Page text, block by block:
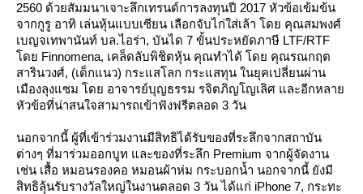
2560 ด้วยสัมมนาเจาะลึกเทรนด์การลงทุนปี 2017 หัวข้อเข้มข้น
จากกูรู อาทิ เล่นหุ้นแบบเซียน เลือกจับไก่ใส่เล้า โดย คุณสมพงศ์
เบญจเทพานันท์ บล.ไอร่า, บันได 7 ขั้นประหยัดภาษี LTF/RTF
ดย Finnomena, เคล็ดลับพิชิตหุ้น คุณทำได้ โดย คุณรณกฤต
สารินวงศ์, (เด็กแนว) กระแสโลก กระแสทุน ในยุคเปลี่ยนผ่าน
เมืองลุงแซม โดย อาจารย์บุญธรรม รจิตภิญโญเลิศ และอีกหลา
หัวข้อที่น่าสนใจสามารถเข้าฟังฟรีตลอด 3 วัน
นอกจากนี้ ผู้ที่เข้าร่วมงานมีสิทธิได้รับของที่ระลึกจากสถาบัน
ต่างๆ ที่มาร่วมออกบูท และของที่ระลึก Premium จากผู้จัดงาน
เช่น เสื้อ หมอนรองคอ หมอนผ้าห่ม กระบอกน้ำ นอกจากนี้ ยังมี
สิทธิลุ้นรับรางวัลใหญ่ในงานตลอด 3 วัน ได้แก่ iPhone 7, กระทะ